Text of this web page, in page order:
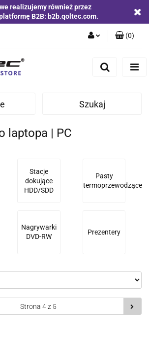
realizujemy również przez
B2B: b2b.qoltec.com.
Zgody cookies
(0)
Szukaj
laptopa | PC
Stacje
dokujące
HDD/SDD
Pasty
termoprzewodzące
Nagrywarki
DVD-RW
Prezentery